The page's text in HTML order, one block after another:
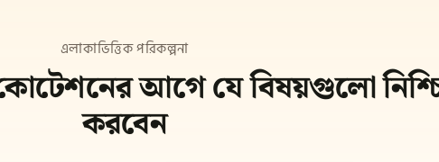
এলাকাভিত্তিক পরিকল্পনা
আগে যে বিষয়গুলো
করবেন